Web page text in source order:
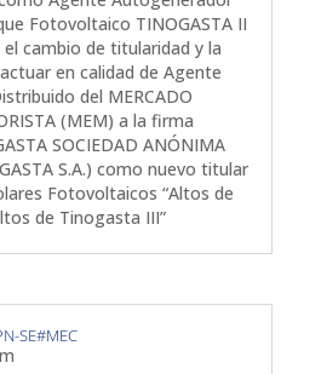
Fotovoltaico TINOGASTA II
cambio de titularidad y la
en calidad de Agente
del MERCADO
(MEM) a la firma
SOCIEDAD ANÓNIMA
S.A.) como nuevo titular
Fotovoltaicos “Altos de
de Tinogasta III”
SE#MEC